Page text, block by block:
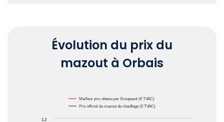
Évolution du prix du
mazout à Orbais
Meilleur prix obtenu par Groupasol (€ TVAC)
Prix officiel du mazout de chauffage (€ TVAC)
1.2